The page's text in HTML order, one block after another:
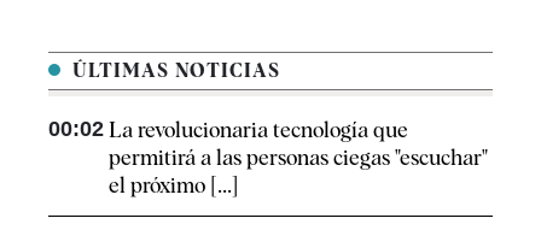
ÚLTIMAS NOTICIAS
00:02 La revolucionaria tecnología que
permitirá a las personas ciegas "escuchar"
el próximo [...]